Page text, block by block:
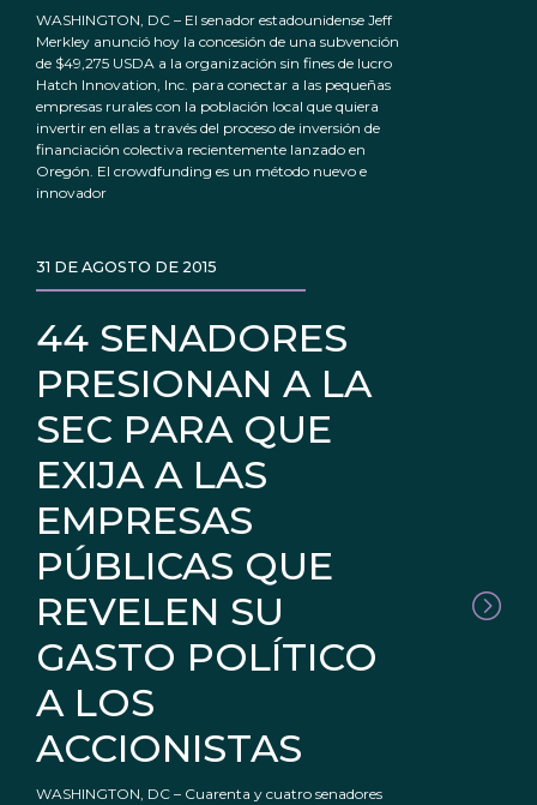
WASHINGTON, DC – El senador estadounidense Jeff
Merkley anunció hoy la concesión de una subvención
de $49,275 USDA a la organización sin fines de lucro
Hatch Innovation, Inc. para conectar a las pequeñas
empresas rurales con la población local que quiera
invertir en ellas a través del proceso de inversión de
financiación colectiva recientemente lanzado en
Oregón. El crowdfunding es un método nuevo e
innovador
44 SENADORES
PRESIONAN A LA
SEC PARA QUE
EXIJA A LAS
EMPRESAS
PÚBLICAS QUE
REVELEN SU
GASTO POLÍTICO
A LOS
ACCIONISTAS
31 DE AGOSTO DE 2015
WASHINGTON, DC – Cuarenta y cuatro senadores